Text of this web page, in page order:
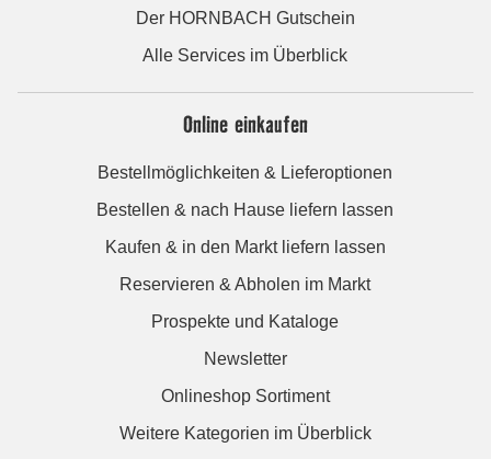
Der HORNBACH Gutschein
Alle Services im Überblick
Online einkaufen
Bestellmöglichkeiten & Lieferoptionen
Bestellen & nach Hause liefern lassen
Kaufen & in den Markt liefern lassen
Reservieren & Abholen im Markt
Prospekte und Kataloge
Newsletter
Onlineshop Sortiment
Weitere Kategorien im Überblick